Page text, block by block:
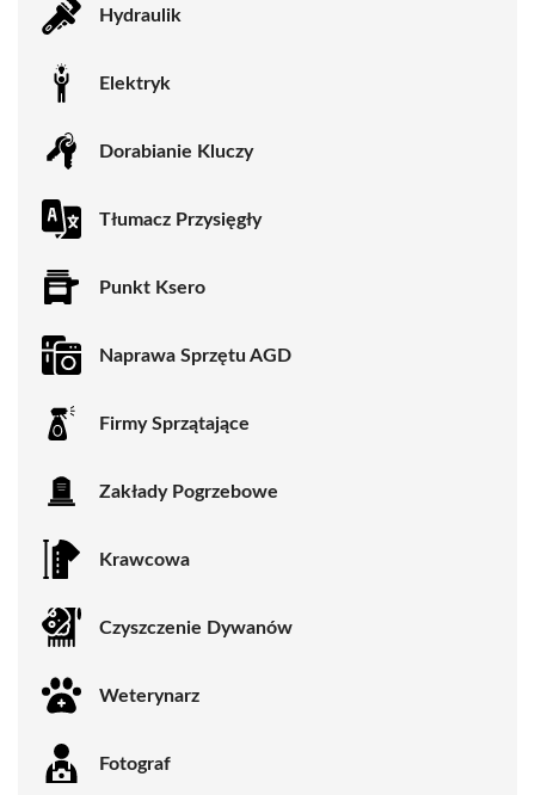
Hydraulik
Elektryk
Dorabianie Kluczy
Tłumacz Przysięgły
Punkt Ksero
Naprawa Sprzętu AGD
Firmy Sprzątające
Zakłady Pogrzebowe
Krawcowa
Czyszczenie Dywanów
Weterynarz
Fotograf